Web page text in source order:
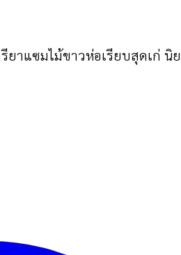
แซมไม้ขาวห่อเรียบสุดเก่